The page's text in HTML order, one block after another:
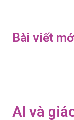
Bài viết
AI và